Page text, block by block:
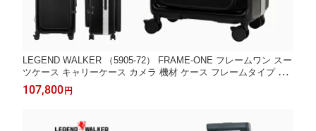
LEGEND WALKER （5905-72） FRAME-ONE フレームワン スー
ツケース キャリーケース カメラ 機材 ケース フレームタイプ 大
容量 1年保証 TSロック USBポート キャスターストッパー ネジ固
定パーツ ワイドキャリー シンプル プロ仕様 Lサイズ あす楽 送料
107,800円